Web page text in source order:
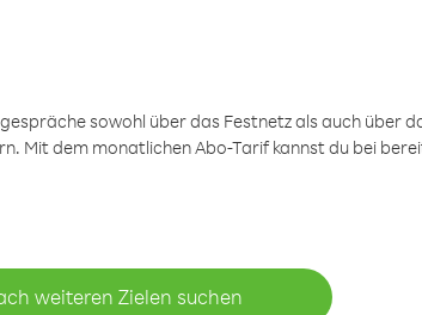
sowohl über das Festnetz als auch über
Mit dem monatlichen Abo-Tarif kannst du bei
weiteren Zielen suchen